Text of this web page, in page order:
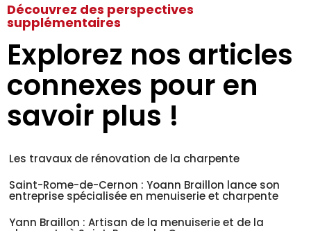
Découvrez des perspectives
supplémentaires
Explorez nos articles
connexes pour en
savoir plus !
Les travaux de rénovation de la charpente
Saint-Rome-de-Cernon : Yoann Braillon lance son
entreprise spécialisée en menuiserie et charpente
Yann Braillon : Artisan de la menuiserie et de la